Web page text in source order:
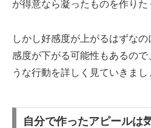
が得意なら凝ったものを作りた
しかし好感度が上がるはずな
感度が下がる可能性もあるの
うな行動を詳しく見ていきまし
自分で作ったアピールは